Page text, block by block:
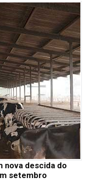
nova descida do
setembro